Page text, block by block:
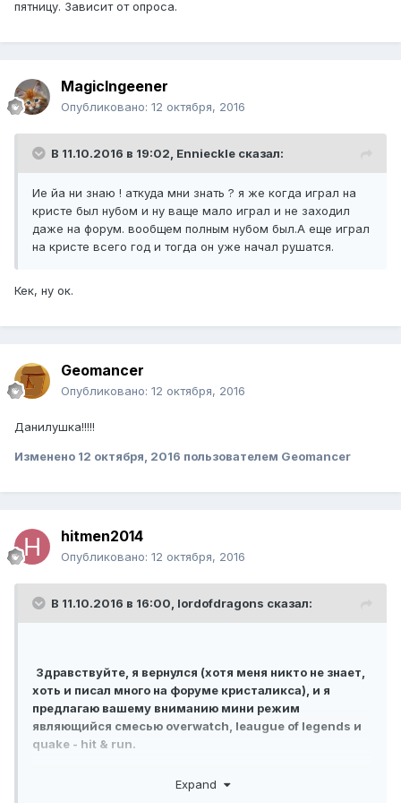
пятницу. Зависит от опроса.
MagicIngeener
Опубликовано: 12 октября, 2016
В 11.10.2016 в 19:02, Ennieckle сказал:
Ие йа ни знаю ! аткуда мни знать ? я же когда играл на
кристе был нубом и ну ваще мало играл и не заходил
даже на форум. вообщем полным нубом был.А еще играл
на кристе всего год и тогда он уже начал рушатся.
Кек, ну ок.
Geomancer
Опубликовано: 12 октября, 2016
Данилушка!!!!!
Изменено 12 октября, 2016 пользователем Geomancer
hitmen2014
Опубликовано: 12 октября, 2016
В 11.10.2016 в 16:00, lordofdragons сказал:
Здравствуйте, я вернулся (хотя меня никто не знает,
хоть и писал много на форуме кристаликса), и я
предлагаю вашему вниманию мини режим
являющийся смесью overwatch, leaugue of legends и
quake - hit & run.
Expand